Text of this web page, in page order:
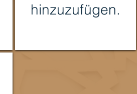
hinzuzufügen.